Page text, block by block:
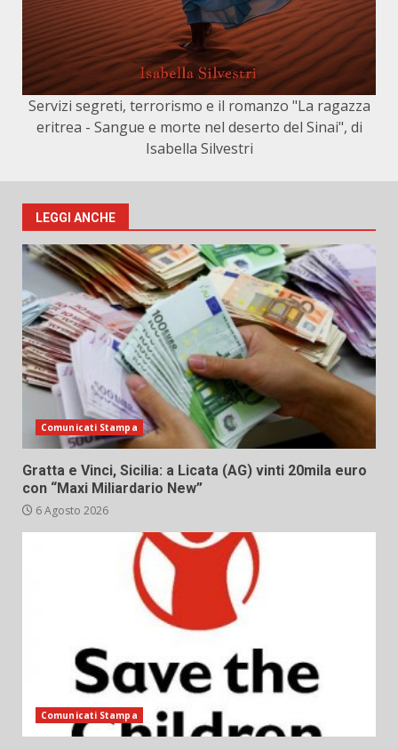
Servizi segreti, terrorismo e il romanzo "La ragazza
eritrea - Sangue e morte nel deserto del Sinai", di
Isabella Silvestri
LEGGI ANCHE
Comunicati Stampa
Gratta e Vinci, Sicilia: a Licata (AG) vinti 20mila euro
con “Maxi Miliardario New”
6 Agosto 2026
Comunicati Stampa